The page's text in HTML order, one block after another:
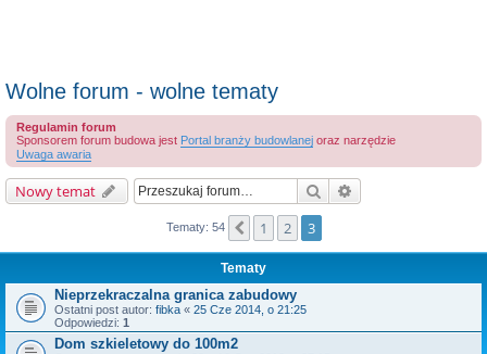
Wolne forum - wolne tematy
Regulamin forum
Sponsorem forum budowa jest Portal branży budowlanej oraz narzędzie
Uwaga awaria
Nowy temat Szukaj
Tematy: 54 Poprzednia
1 2 3
Tematy
Nieprzekraczalna granica zabudowy
Ostatni post autor: fibka « 25 Cze 2014, o 21:25
Odpowiedzi: 1
Dom szkieletowy do 100m2